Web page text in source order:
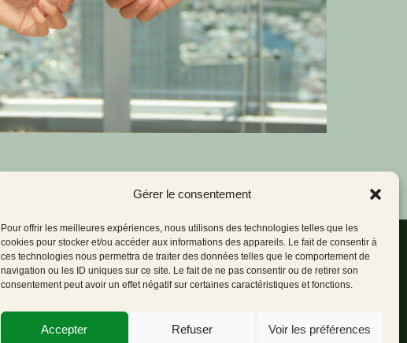
Gérer le consentement
Pour offrir les meilleures expériences, nous utilisons des technologies telles que les
cookies pour stocker et/ou accéder aux informations des appareils. Le fait de consentir à
ces technologies nous permettra de traiter des données telles que le comportement de
navigation ou les ID uniques sur ce site. Le fait de ne pas consentir ou de retirer son
consentement peut avoir un effet négatif sur certaines caractéristiques et fonctions.
Accepter Refuser Voir les préférences
Suivez-nous